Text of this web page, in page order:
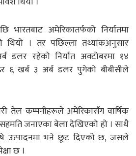
अमेरिकातर्फको निर्यातमा
थियो । तर पछिल्ला तथ्यांकअनुसार
डलर रहेको निर्यात अक्टोबरमा १४
६ खर्ब ३ अर्ब डलर पुगेको बीबीसीले
तेल कम्पनीहरूले अमेरिकासँग वार्षिक
जनाएका बेला देखिएको हो । साथै
उत्पादनमा भने छूट दिएको छ, जसले
छ ।